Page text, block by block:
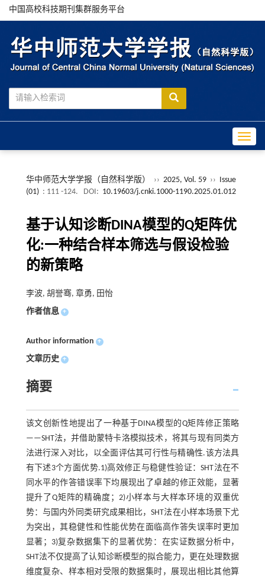
中国高校科技期刊集群服务平台
华中师范大学学报（自然科学版） ›› 2025, Vol. 59 ››
Issue
(01) : 111 -124. DOI: 10.19603/j.cnki.1000-1190.2025.01.012
基于认知诊断DINA模型的Q矩阵优
化:一种结合样本筛选与假设检验
的新策略
李波, 胡誉骞, 章勇, 田怡
作者信息 +
Author information +
文章历史 +
摘要
该文创新性地提出了一种基于DINA模型的Q矩阵修正策略
——SHT法，并借助蒙特卡洛模拟技术，将其与现有同类方
法进行深入对比，以全面评估其可行性与精确性.该方法具
有下述3个方面优势.1)高效修正与稳健性验证：SHT法在不
同水平的作答错误率下均展现出了卓越的修正效能，显著
提升了Q矩阵的精确度；2)小样本与大样本环境的双重优
势：与国内外同类研究成果相比，SHT法在小样本场景下尤
为突出，其稳健性和性能优势在面临高作答失误率时更加
显著；3)复杂数据集下的显著优势：在实证数据分析中，
SHT法不仅提高了认知诊断模型的拟合能力，更在处理数据
维度复杂、样本相对受限的数据集时，展现出相比其他算